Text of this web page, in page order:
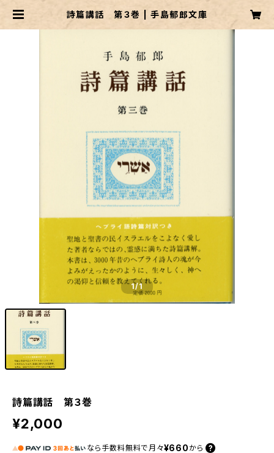
詩篇講話 第３巻 | 手島郁郎文庫
1/1
詩篇講話 第３巻
¥2,000
なら 手数料無料で 月々¥660 から